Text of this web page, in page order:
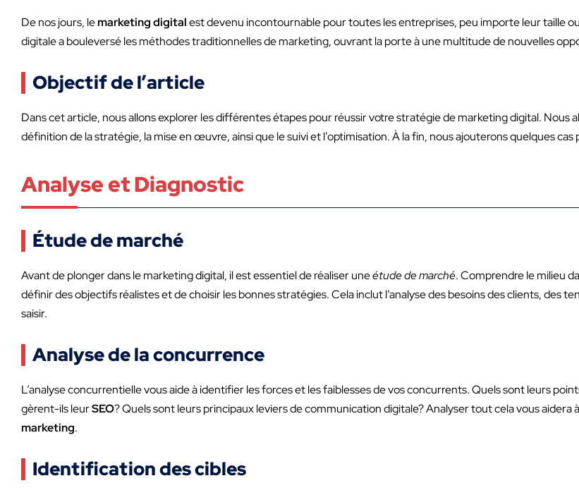
De nos jours, lemarketing digitalest devenu incontournable pour toutes les entreprises, peu importe leur taille
digitale a bouleversé les méthodes traditionnelles de marketing, ouvrant la porte à une multitude de nouvelles
Objectif de l’article
Dans cet article, nous allons explorer les différentes étapes pour réussir votre stratégie de marketing digital. Nous
définition de la stratégie, la mise en œuvre, ainsi que le suivi et l’optimisation. À la fin, nous ajouterons quelques
Analyse et Diagnostic
Étude de marché
Avant de plonger dans le marketing digital, il est essentiel de réaliser uneétude de marché. Comprendre le milieu
définir des objectifs réalistes et de choisir les bonnes stratégies. Cela inclut l’analyse des besoins des clients, des
saisir.
Analyse de la concurrence
L’analyse concurrentielle vous aide à identifier les forces et les faiblesses de vos concurrents. Quels sont leurs
gèrent-ils leurSEO? Quels sont leurs principaux leviers de communication digitale? Analyser tout cela vous aidera
marketing.
Identification des cibles